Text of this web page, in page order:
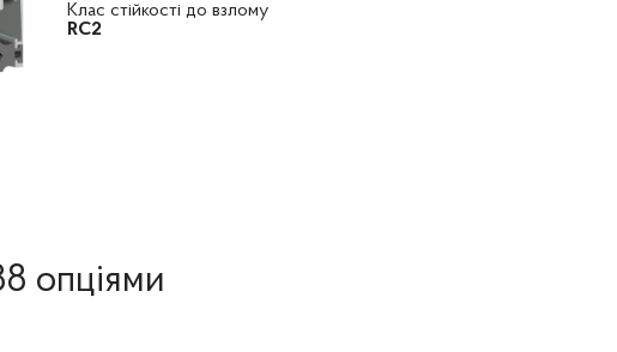
Клас стійкості до взлому
RC2
опціями